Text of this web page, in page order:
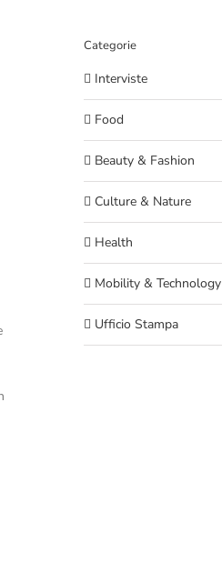
Categorie
Interviste
Food
Beauty & Fashion
Culture & Nature
Health
Mobility & Technology
Ufficio Stampa